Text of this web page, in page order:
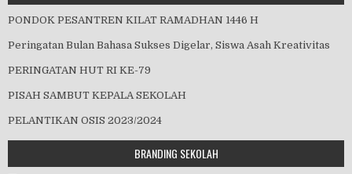
PONDOK PESANTREN KILAT RAMADHAN 1446 H
Peringatan Bulan Bahasa Sukses Digelar, Siswa Asah Kreativitas
PERINGATAN HUT RI KE-79
PISAH SAMBUT KEPALA SEKOLAH
PELANTIKAN OSIS 2023/2024
BRANDING SEKOLAH